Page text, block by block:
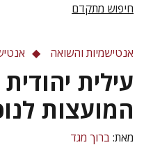
חיפוש מתקדם
אנטישמיות והשואה
עילית
המועצות
מאת: ברוך מגד